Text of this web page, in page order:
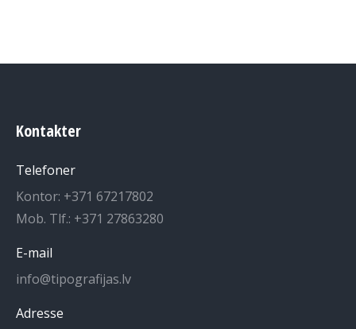
Kontakter
Telefoner
Kontor: +371 67217802
Mob. Tlf.: +371 27863280
E-mail
info@tipografijas.lv
Adresse